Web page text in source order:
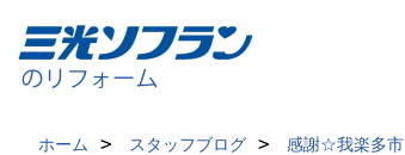
ホーム スタッフブログ 感謝☆我楽多市